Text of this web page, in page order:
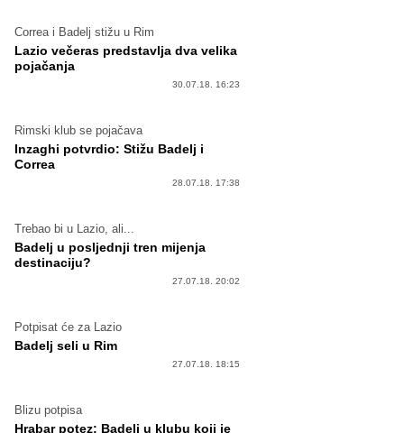
Correa i Badelj stižu u Rim
Lazio večeras predstavlja dva velika
pojačanja
30.07.18. 16:23
Rimski klub se pojačava
Inzaghi potvrdio: Stižu Badelj i
Correa
28.07.18. 17:38
Trebao bi u Lazio, ali...
Badelj u posljednji tren mijenja
destinaciju?
27.07.18. 20:02
Potpisat će za Lazio
Badelj seli u Rim
27.07.18. 18:15
Blizu potpisa
Hrabar potez: Badelj u klubu koji je